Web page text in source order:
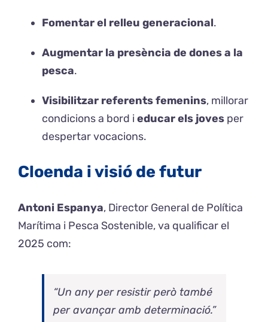
Fomentar el relleu generacional.
Augmentar la presència de dones a la
pesca.
Visibilitzar referents femenins, millorar
condicions a bord i educar els joves per
despertar vocacions.
Cloenda i visió de futur
Antoni Espanya, Director General de Política
Marítima i Pesca Sostenible, va qualificar el
2025 com:
“Un any per resistir però també
per avançar amb determinació.”